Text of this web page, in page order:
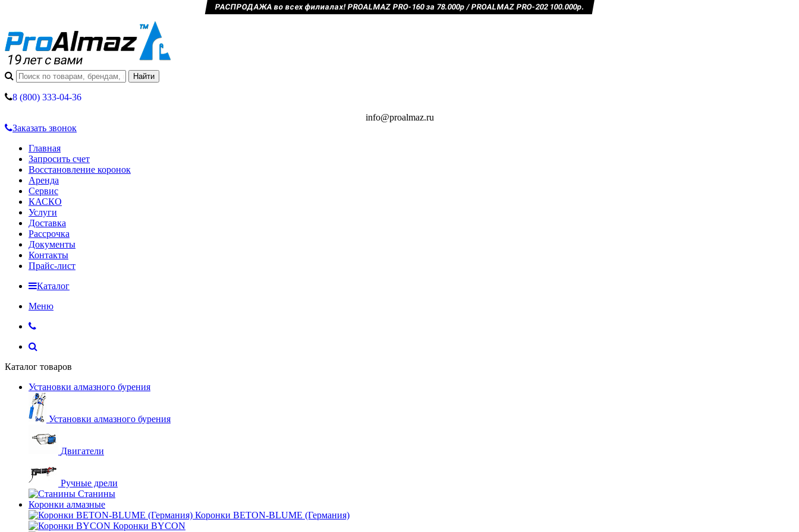
РАСПРОДАЖА во всех филиалах! PROALMAZ PRO-160 за 78.000р / PROALMAZ PRO-202 100.000р.
8 (800) 333-04-36
info@proalmaz.ru
Заказать звонок
Главная
Запросить счет
Восстановление коронок
Аренда
Сервис
КАСКО
Услуги
Доставка
Рассрочка
Документы
Контакты
Прайс-лист
Каталог
Меню
Каталог товаров
Установки алмазного бурения
Установки алмазного бурения
Двигатели
Ручные дрели
Станины
Коронки алмазные
Коронки BETON-BLUME (Германия)
Коронки BYCON